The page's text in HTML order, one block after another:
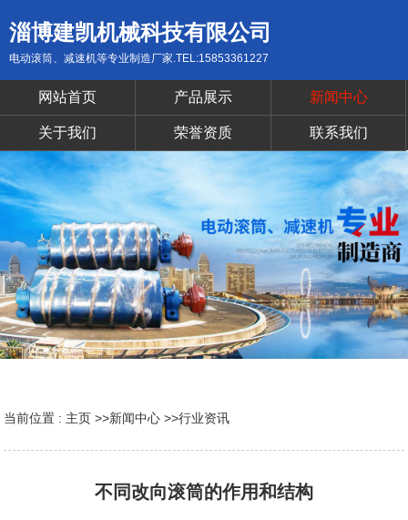
淄博建凯机械科技有限公司
电动滚筒、减速机等专业制造厂家.TEL:15853361227
网站首页 产品展示 新闻中心
关于我们 荣誉资质 联系我们
当前位置 : 主页 >>新闻中心 >>行业资讯
不同改向滚筒的作用和结构